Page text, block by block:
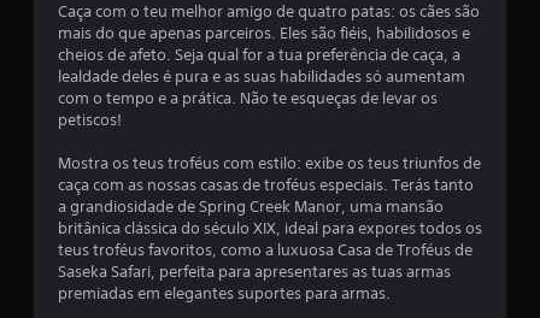
e
s
s
i
a
d
o
s
V
o
Caça com o teu melhor amigo de quatro patas: os cães são
mais do que apenas parceiros. Eles são fiéis, habilidosos e
cheios de afeto. Seja qual for a tua preferência de caça, a
lealdade deles é pura e as suas habilidades só aumentam
com o tempo e a prática. Não te esqueças de levar os
petiscos!
Mostra os teus troféus com estilo: exibe os teus triunfos de
caça com as nossas casas de troféus especiais. Terás tanto
a grandiosidade de Spring Creek Manor, uma mansão
britânica clássica do século XIX, ideal para expores todos os
teus troféus favoritos, como a luxuosa Casa de Troféus de
Saseka Safari, perfeita para apresentares as tuas armas
premiadas em elegantes suportes para armas.